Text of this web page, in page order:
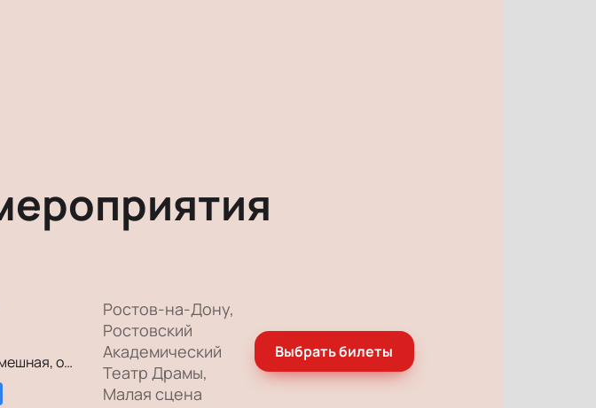
Невероятно смешная, озорная, зажигательная комедия – о том, как две прекрасные леди степенного возраста вовсе не торопятся остепеняться, и подают своим уже взрослым детям отличный пример, как жить на полную катушку.
Ростов-на-Дону,
Ростовский
Академический
Театр Драмы,
Малая сцена
Выбрать билеты